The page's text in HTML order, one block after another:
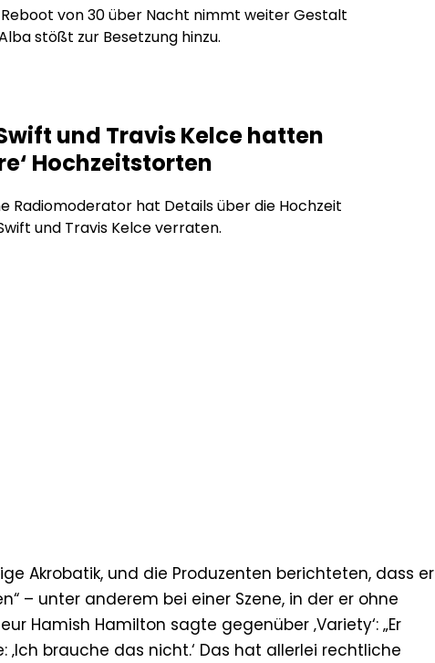
von 30 über Nacht nimmt weiter Gestalt
stößt zur Besetzung hinzu.
und Travis Kelce hatten
Hochzeitstorten
Radiomoderator hat Details über die Hochzeit
und Travis Kelce verraten.
Akrobatik, und die Produzenten berichteten, dass er
– unter anderem bei einer Szene, in der er ohne
Hamish Hamilton sagte gegenüber ‚Variety‘: „Er
brauche das nicht.‘ Das hat allerlei rechtliche